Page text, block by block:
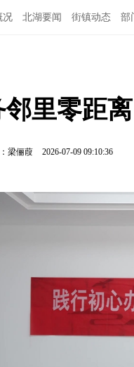
况 北湖要闻 街镇动态 部
里零距
梁俪葭 2026-07-09 09:10:36